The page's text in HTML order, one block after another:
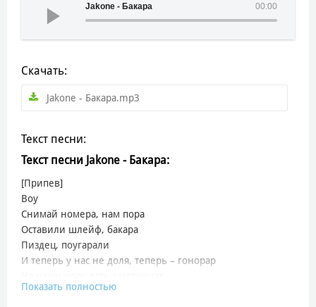
00:00
Jakone - Бакара
Скачать:
Jakone - Бакара.mp3
Текст песни:
Текст песни Jakone - Бакара:
[Припев]
Воу
Снимай номера, нам пора
Оставили шлейф, бакара
Пиздец, поугарали
И теперь у нас не доля, теперь – гонорар
Но нашу жопу спасёт банкомат
Показать полностью